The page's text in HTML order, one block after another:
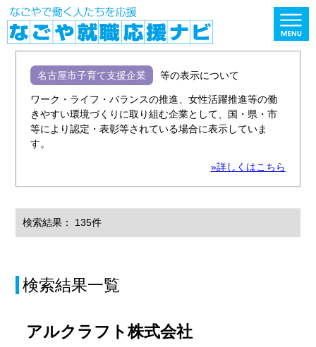
名古屋市子育て支援企業 等の表示について
ワーク・ライフ・バランスの推進、女性活躍推進等の働
きやすい環境づくりに取り組む企業として、国・県・市
等により認定・表彰等されている場合に表示していま
す。
»詳しくはこちら
検索結果： 135件
検索結果一覧
アルクラフト株式会社